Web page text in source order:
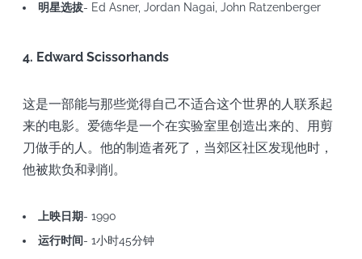
明星选拔- Ed Asner, Jordan Nagai, John Ratzenberger
4. Edward Scissorhands
这是一部能与那些觉得自己不适合这个世界的人联系起
来的电影。爱德华是一个在实验室里创造出来的、用剪
刀做手的人。他的制造者死了，当郊区社区发现他时，
他被欺负和剥削。
上映日期- 1990
运行时间- 1小时45分钟